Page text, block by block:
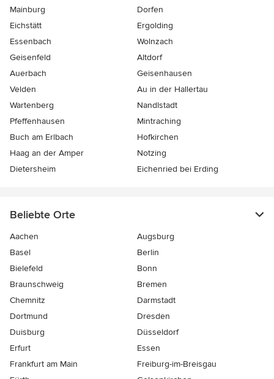
Mainburg
Dorfen
Eichstätt
Ergolding
Essenbach
Wolnzach
Geisenfeld
Altdorf
Auerbach
Geisenhausen
Velden
Au in der Hallertau
Wartenberg
Nandlstadt
Pfeffenhausen
Mintraching
Buch am Erlbach
Hofkirchen
Haag an der Amper
Notzing
Dietersheim
Eichenried bei Erding
Beliebte Orte
Aachen
Augsburg
Basel
Berlin
Bielefeld
Bonn
Braunschweig
Bremen
Chemnitz
Darmstadt
Dortmund
Dresden
Duisburg
Düsseldorf
Erfurt
Essen
Frankfurt am Main
Freiburg-im-Breisgau